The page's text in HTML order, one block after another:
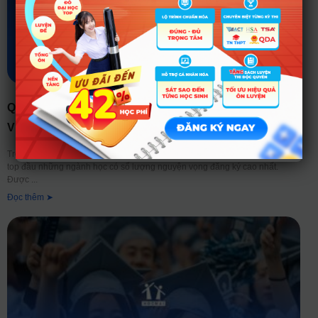
QUẢN TRỊ KINH DOANH LÀ GÌ? TỔNG QUAN TỪ A-Z
VỀ NGÀNH HỌC “HOT” NHẤT MỌI THỜI ĐẠI
Trong mỗi mùa tuyển sinh, “Quản trị kinh doanh” luôn là cái tên nằm trong
top đầu những ngành học có số lượng nguyện vọng đăng ký cao nhất.
Được
Đọc thêm ➤